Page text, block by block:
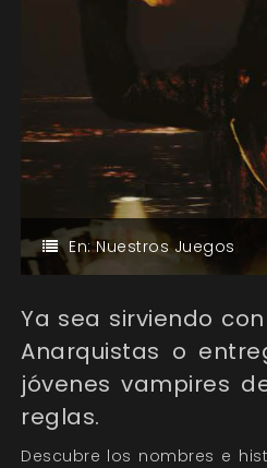
En:Nuestros Juegos
Ya sea sirviendo
Anarquistas o
jóvenes vampires
reglas.
Descubre los nombres e